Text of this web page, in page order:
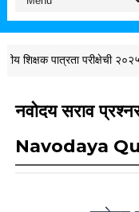
पात्रता परीक्षेची २०२५
नवोदय सराव
Navodaya